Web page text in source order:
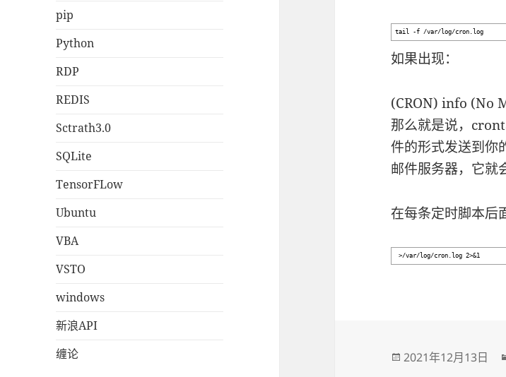
pip
Python
RDP
REDIS
Sctrath3.0
SQLite
TensorFLow
Ubuntu
VBA
VSTO
windows
新浪API
缠论
tail -f /var/log/cron.log
如果出现：
(CRON) info (No
那么就是说，
件的形式发送到你
邮件服务器，它就
在每条定时脚本后
>/var/log/cron.log 2>&1
发
2021年12月13日